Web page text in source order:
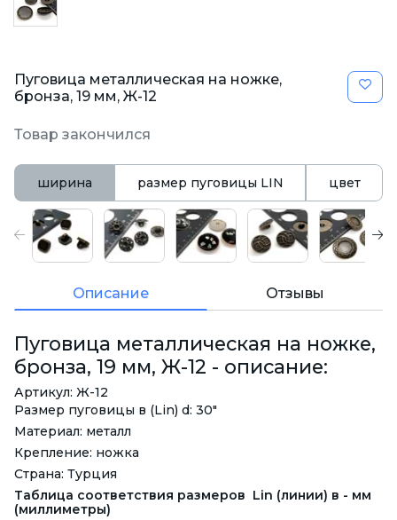
Пуговица металлическая на ножке,
бронза, 19 мм, Ж-12
Товар закончился
ширина размер пуговицы LIN цвет
Описание Отзывы
Пуговица металлическая на ножке,
бронза, 19 мм, Ж-12 - описание:
Артикул: Ж-12
Размер пуговицы в (Lin) d: 30"
Материал: металл
Крепление: ножка
Страна: Турция
Таблица соответствия размеров Lin (линии) в - мм
(миллиметры)